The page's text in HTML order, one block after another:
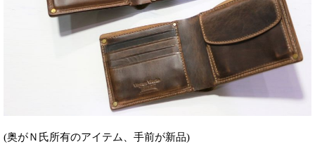
(奥がＮ氏所有のアイテム、手前が新品)